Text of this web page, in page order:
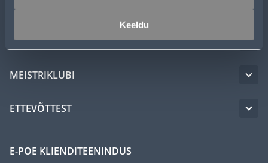
Keeldu
KLIENDITEENINDUS
TEENUSED
MEISTRIKLUBI
ETTEVÕTTEST
E-POE KLIENDITEENINDUS